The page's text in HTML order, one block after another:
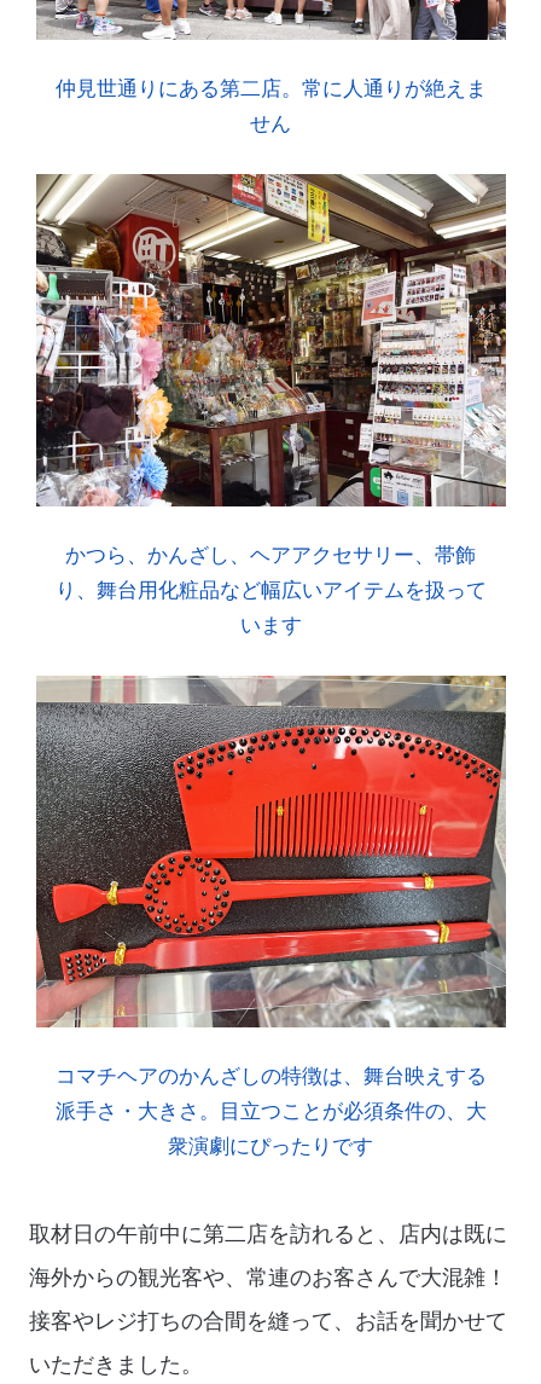
仲見世通りにある第二店。常に人通りが絶えま
せん
かつら、かんざし、ヘアアクセサリー、帯飾
り、舞台用化粧品など幅広いアイテムを扱って
います
コマチヘアのかんざしの特徴は、舞台映えする
派手さ・大きさ。目立つことが必須条件の、大
衆演劇にぴったりです
取材日の午前中に第二店を訪れると、店内は既に
海外からの観光客や、常連のお客さんで大混雑！
接客やレジ打ちの合間を縫って、お話を聞かせて
いただきました。